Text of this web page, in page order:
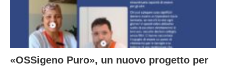
«OSSigeno Puro», un nuovo progetto per